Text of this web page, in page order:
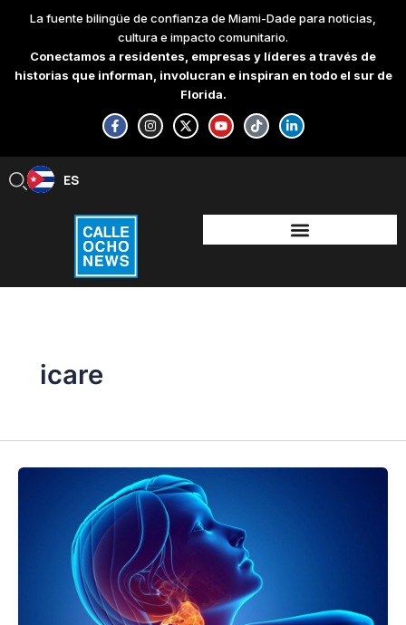
content
La fuente bilingüe de confianza de Miami-Dade para noticias,
cultura e impacto comunitario.
Conectamos a residentes, empresas y líderes a través de
historias que informan, involucran e inspiran en todo el sur de
Florida.
F
a
c
e
-
f
I
n
s
t
X
-
t
w
Y
o
u
t
T
i
k
t
L
i
n
k
-
i
n
ES
EN
icare